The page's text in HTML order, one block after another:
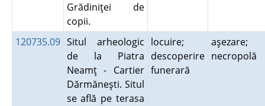
Grădiniţei de
copii.
120735.09 Situl arheologic
de la Piatra
Neamţ - Cartier
Dărmăneşti. Situl
se află pe terasa
locuire;
descoperire
funerară
aşezare;
necropolă